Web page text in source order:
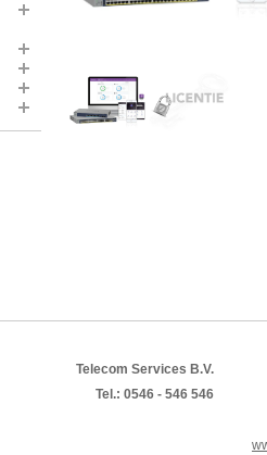
Telecom Services B.V.
Tel.: 0546 - 546 546